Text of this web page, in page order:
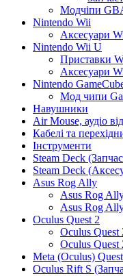
Модчіпи
Nintendo Wii
Аксесуари
Nintendo Wii U
Приставки
Аксесуари
Nintendo
Мод чипи
Навушники
Air Mouse, аудіо
Кабелі та
Інструменти
Steam Deck
Steam Deck
Asus Rog Ally
Asus Rog
Asus Rog
Oculus Quest 2
Oculus Quest
Oculus Quest
Meta (Oculus)
Oculus Rift S